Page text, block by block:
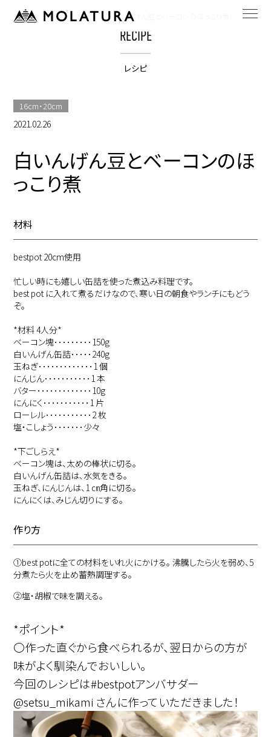
HOME bestpotのレシピ 白いんげん豆とベーコンのほっこり煮
RECIPE
レシピ
16cm・20cm
2021.02.26
白いんげん豆とベーコンのほ
っこり煮
材料
bestpot 20cm使用
忙しい時にも嬉しい缶詰を使った煮込み料理です。
best pot に入れて煮るだけなので、寒い日の朝食やランチにもどう
ぞ。
*材料 4人分*
ベーコン塊･････････150g
白いんげん缶詰･････240g
玉ねぎ･････････････1 個
にんじん･･･････････1 本
バター･････････････10g
にんにく･･･････････1 片
ローレル･･･････････2 枚
塩・こしょう･･･････少々
*下ごしらえ*
ベーコン塊は、太めの棒状に切る。
白いんげん缶詰は、水気をきる。
玉ねぎ、にんじんは、1 ㎝角に切る。
にんにくは、みじん切りにする。
作り方
①best potに全ての材料をいれ火にかける。 沸騰したら火を弱め、5
分煮たら火を止め蓄熱調理する。
②塩・胡椒で味を調える。
*ポイント*
〇作った直ぐから食べられるが、翌日からの方が
味がよく馴染んでおいしい。
今回のレシピは#bestpotアンバサダー
@setsu_mikami さんに作っていただきました！